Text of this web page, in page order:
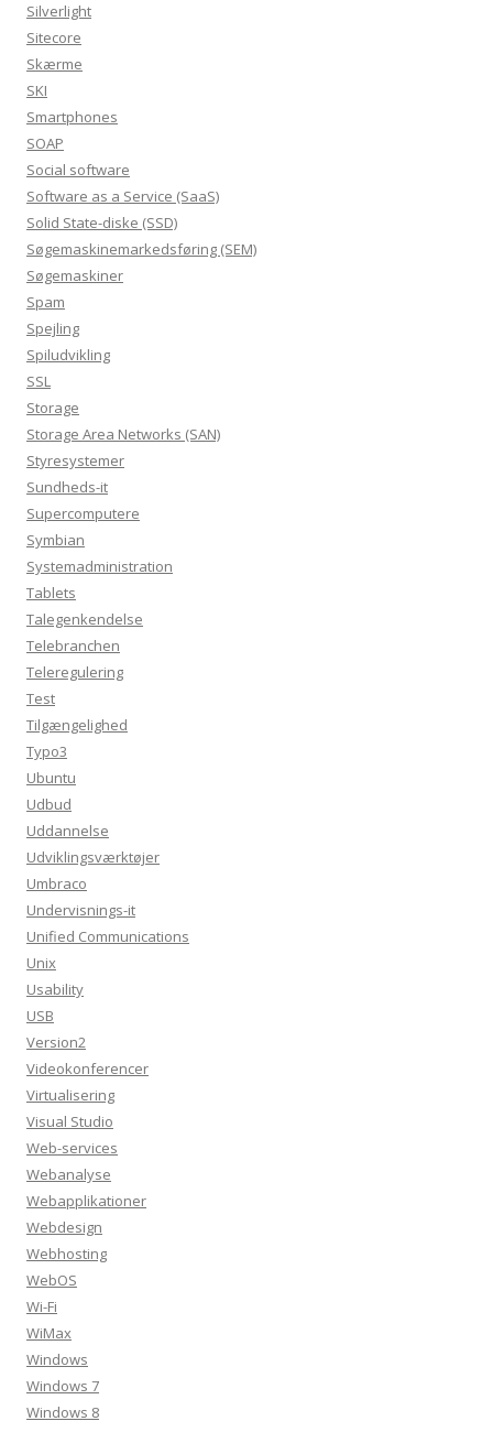
Silverlight
Sitecore
Skærme
SKI
Smartphones
SOAP
Social software
Software as a Service (SaaS)
Solid State-diske (SSD)
Søgemaskinemarkedsføring (SEM)
Søgemaskiner
Spam
Spejling
Spiludvikling
SSL
Storage
Storage Area Networks (SAN)
Styresystemer
Sundheds-it
Supercomputere
Symbian
Systemadministration
Tablets
Talegenkendelse
Telebranchen
Teleregulering
Test
Tilgængelighed
Typo3
Ubuntu
Udbud
Uddannelse
Udviklingsværktøjer
Umbraco
Undervisnings-it
Unified Communications
Unix
Usability
USB
Version2
Videokonferencer
Virtualisering
Visual Studio
Web-services
Webanalyse
Webapplikationer
Webdesign
Webhosting
WebOS
Wi-Fi
WiMax
Windows
Windows 7
Windows 8